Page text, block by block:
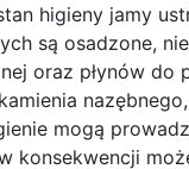
higieny jamy
są osadzone,
oraz płynów do
mogą
konsekwencji